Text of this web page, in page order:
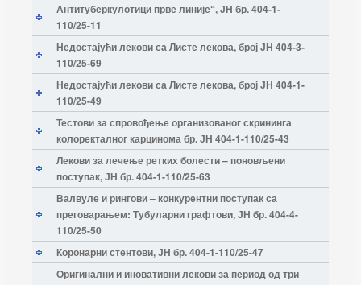
Антитуберкулотици прве линије“, ЈН бр. 404-1-
110/25-11
Недостајући лекови са Листе лекова, број ЈН 404-3-
110/25-69
Недостајући лекови са Листе лекова, број ЈН 404-1-
110/25-49
Тестови за спровођење организованог скрининга
колоректалног карцинома бр. ЈН 404-1-110/25-43
Лекови за лечење ретких болести – поновљени
поступак, ЈН бр. 404-1-110/25-63
Валвуле и рингови – конкурентни поступак са
преговарањем: Тубуларни графтови, ЈН бр. 404-4-
110/25-50
Коронарни стентови, ЈН бр. 404-1-110/25-47
Оригинални и иновативни лекови за период од три